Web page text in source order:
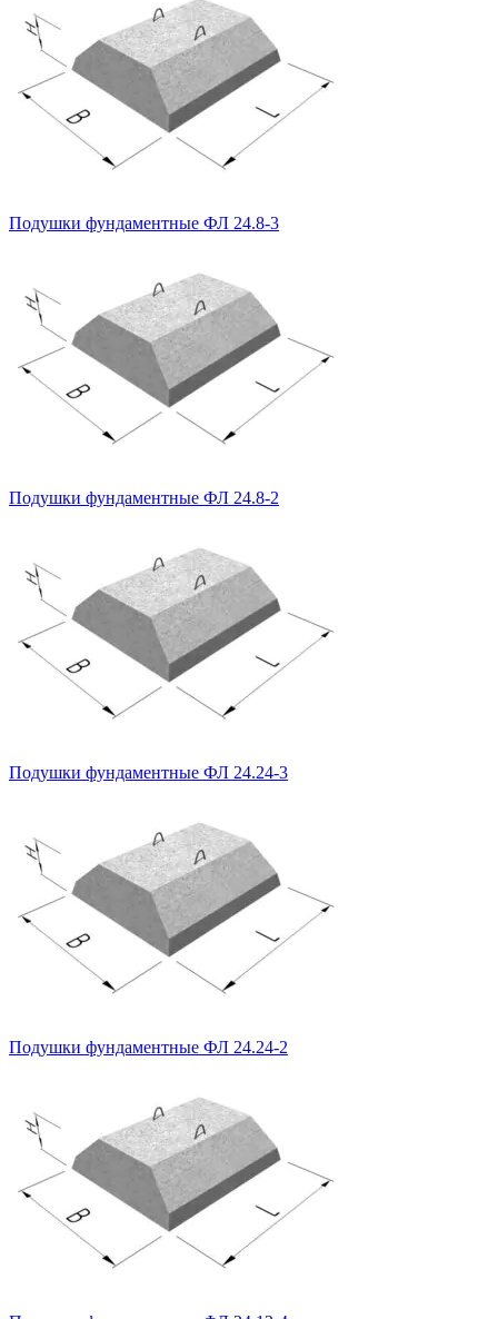
Подушки фундаментные ФЛ 24.8-3
Подушки фундаментные ФЛ 24.8-2
Подушки фундаментные ФЛ 24.24-3
Подушки фундаментные ФЛ 24.24-2